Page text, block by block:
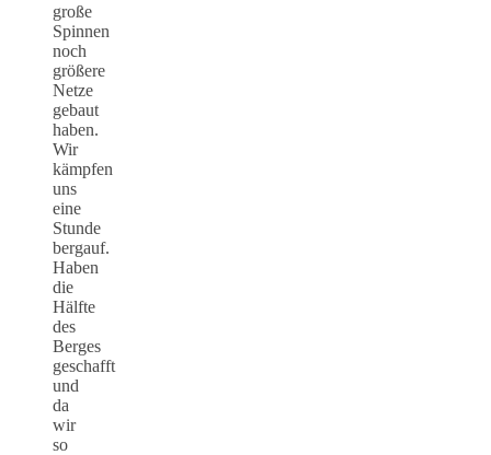
große
Spinnen
noch
größere
Netze
gebaut
haben.
Wir
kämpfen
uns
eine
Stunde
bergauf.
Haben
die
Hälfte
des
Berges
geschafft
und
da
wir
so